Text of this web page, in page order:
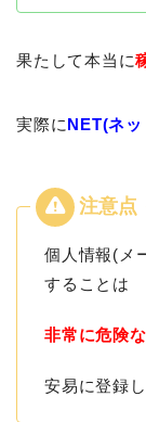
果たして本当に
実際にNET(ネッ
個人情報(メ
することは
非常に危険
安易に登録